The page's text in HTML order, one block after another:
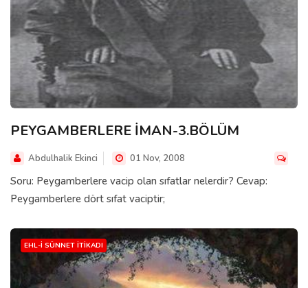
PEYGAMBERLERE İMAN-3.BÖLÜM
Abdulhalik Ekinci 01 Nov, 2008
Soru: Peygamberlere vacip olan sıfatlar nelerdir? Cevap:
Peygamberlere dört sıfat vaciptir;
EHL-I SÜNNET İTIKADI